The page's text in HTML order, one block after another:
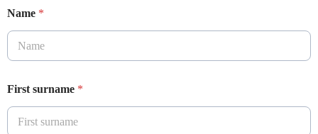
Name *
First surname *